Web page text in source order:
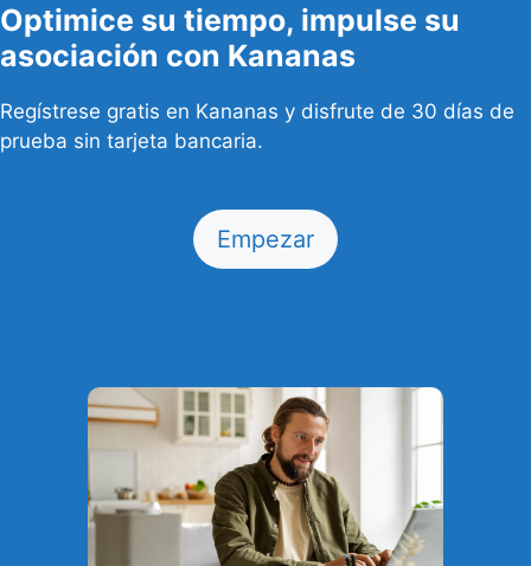
Optimice su tiempo, impulse su
asociación con Kananas
Regístrese gratis en Kananas y disfrute de 30 días de
prueba sin tarjeta bancaria.
Empezar